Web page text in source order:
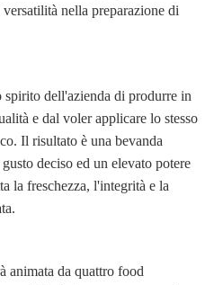
nella preparazione di
dell'azienda di produrre in
e dal voler applicare lo stesso
Il risultato è una bevanda
deciso ed un elevato potere
la freschezza, l'integrità e la
animata da quattro food